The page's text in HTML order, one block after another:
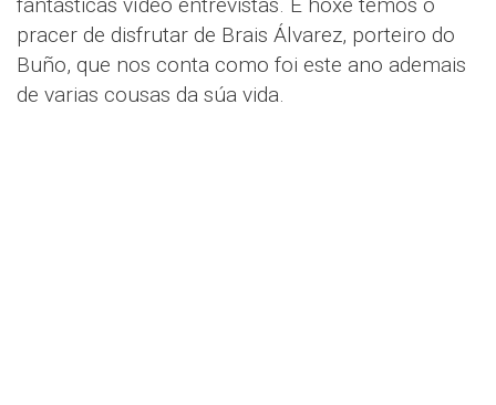
fantásticas vídeo entrevistas. E hoxe temos o
pracer de disfrutar de Brais Álvarez, porteiro do
Buño, que nos conta como foi este ano ademais
de varias cousas da súa vida.